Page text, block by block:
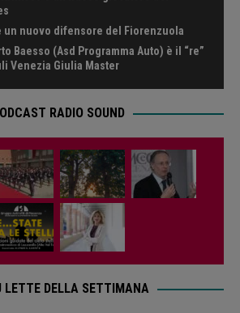
un nuovo difensore del Fiorenzuola
Baesso (Asd Programma Auto) è il “re”
Venezia Giulia Master
RADIO SOUND
LETTE DELLA SETTIMANA